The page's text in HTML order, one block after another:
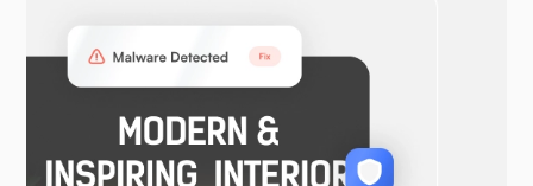
OpenVPN